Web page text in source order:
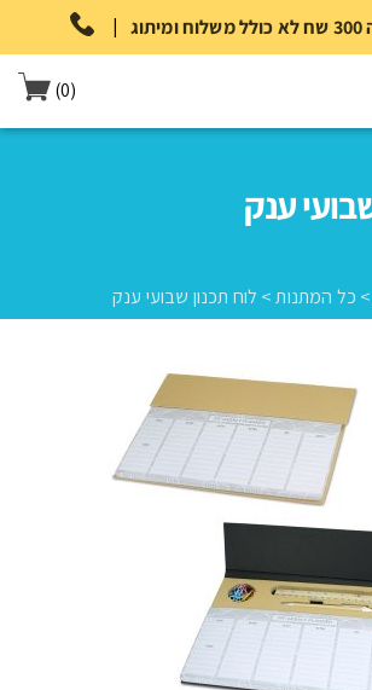
|
(0)
ענק
כל המתנות> לוח תכנון שבועי ענק
כל המתנות>לוח תכנון שבועי ענק